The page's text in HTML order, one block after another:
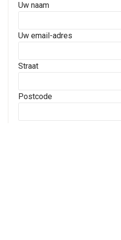
Uw naam
Uw email-adres
Straat
Postcode